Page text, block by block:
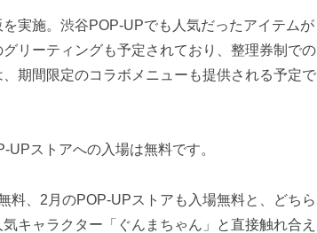
実施。渋谷POP-UPでも人気だったアイテムが
リーティングも予定されており、整理券制での
期間限定のコラボメニューも提供される予定で
ストアへの入場は無料です。
料、2月のPOP-UPストアも入場無料と、どちら
キャラクター「ぐんまちゃん」と直接触れ合え